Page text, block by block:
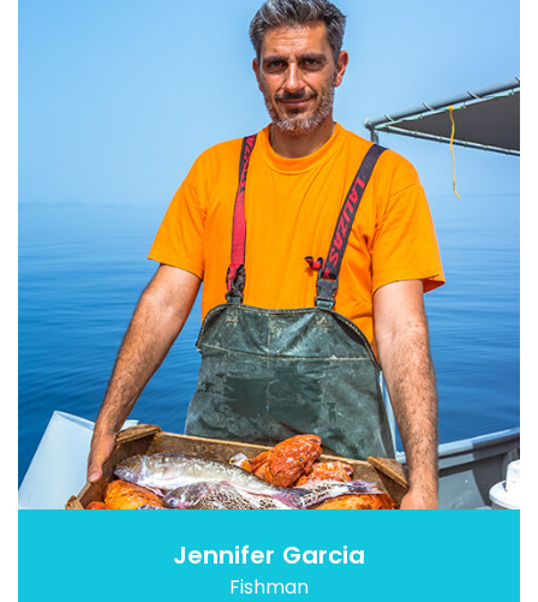
Jennifer Garcia
Fishman